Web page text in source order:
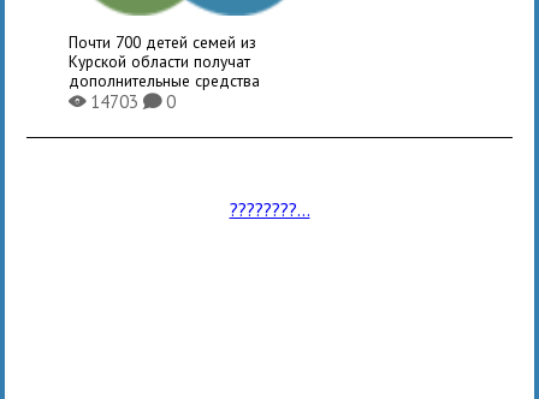
Почти 700 детей семей из
Курской области получат
дополнительные средства
X14703K0
????????...